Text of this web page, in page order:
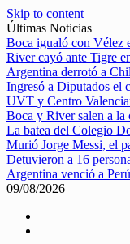
Skip to content
Últimas Noticias
Boca igualó con Vélez
River cayó ante Tigre
Argentina derrotó a
Ingresó a Diputados el
UVT y Centro
Boca y River salen a la
La batea del Colegio
Murió Jorge Messi, el
Detuvieron a 16
Argentina venció a
09/08/2026